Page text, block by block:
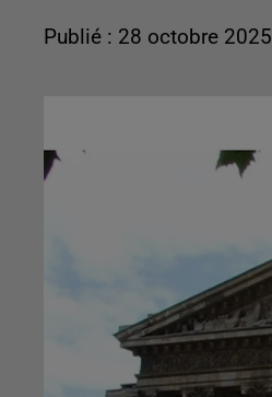
Publié : 28 octobre